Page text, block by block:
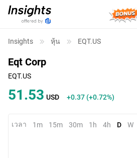
Bonus
Insights หุ้น EQT.US
Eqt Corp
EQT.US
51.53 USD +0.37 (+0.72%)
เวลา 1m 15m 30m 1h 4h D W